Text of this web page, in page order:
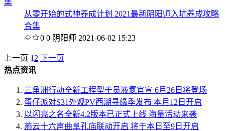
从零开始的式神养成计划 2021最新阴阳师入坑养成攻略
合集
0 0 阴阳师 2021-06-02 15:23
上一页 1 2 下一页
热点资讯
三角洲行动全新工程型干员液氮官宣 6月26日将登场
蛋仔派对S31外观PV西湖寻缘季发布 本月12日开启
以闪亮之名全新4.2版本已正式上线 海量活动来袭
燕云十六声曲阜孔庙联动开启 将于本日至9日开启